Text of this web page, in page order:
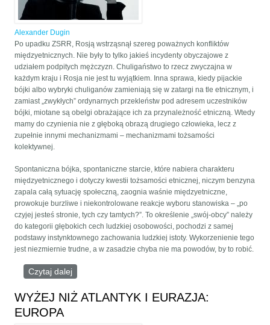
Alexander Dugin
Po upadku ZSRR, Rosją wstrząsnął szereg poważnych konfliktów
międzyetnicznych. Nie były to tylko jakieś incydenty obyczajowe z
udziałem podpitych mężczyzn. Chuligaństwo to rzecz zwyczajna w
każdym kraju i Rosja nie jest tu wyjątkiem. Inna sprawa, kiedy pijackie
bójki albo wybryki chuliganów zamieniają się w zatargi na tle etnicznym, i
zamiast „zwykłych” ordynarnych przekleństw pod adresem uczestników
bójki, miotane są obelgi obrażające ich za przynależność etniczną. Wtedy
mamy do czynienia nie z głęboką obrazą drugiego człowieka, lecz z
zupełnie innymi mechanizmami – mechanizmami tożsamości
kolektywnej.
Spontaniczna bójka, spontaniczne starcie, które nabiera charakteru
międzyetnicznego i dotyczy kwestii tożsamości etnicznej, niczym benzyna
zapala całą sytuację społeczną, zaognia waśnie międzyetniczne,
prowokuje burzliwe i niekontrolowane reakcje wyboru stanowiska – „po
czyjej jesteś stronie, tych czy tamtych?”. To określenie „swój-obcy” należy
do kategorii głębokich cech ludzkiej osobowości, pochodzi z samej
podstawy instynktownego zachowania ludzkiej istoty. Wykorzenienie tego
jest niezmiernie trudne, a w zasadzie chyba nie ma powodów, by to robić.
Czytaj dalej
WYŻEJ NIŻ ATLANTYK I EURAZJA:
EUROPA